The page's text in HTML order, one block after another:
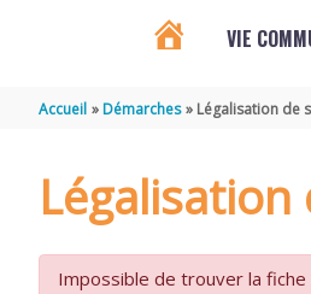
VIE
Accueil Démarches Légalisation de
Impossible de trouver la fiche